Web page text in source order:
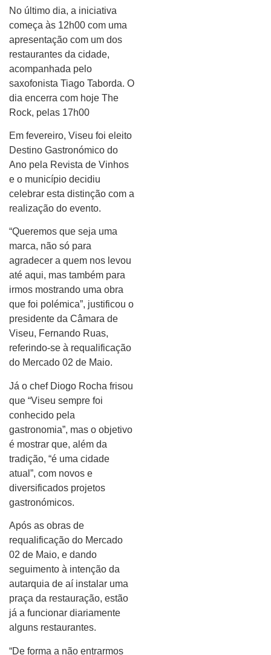
No último dia, a iniciativa
começa às 12h00 com uma
apresentação com um dos
restaurantes da cidade,
acompanhada pelo
saxofonista Tiago Taborda. O
dia encerra com hoje The
Rock, pelas 17h00
Em fevereiro, Viseu foi eleito
Destino Gastronómico do
Ano pela Revista de Vinhos
e o município decidiu
celebrar esta distinção com a
realização do evento.
“Queremos que seja uma
marca, não só para
agradecer a quem nos levou
até aqui, mas também para
irmos mostrando uma obra
que foi polémica”, justificou o
presidente da Câmara de
Viseu, Fernando Ruas,
referindo-se à requalificação
do Mercado 02 de Maio.
Já o chef Diogo Rocha frisou
que “Viseu sempre foi
conhecido pela
gastronomia”, mas o objetivo
é mostrar que, além da
tradição, “é uma cidade
atual”, com novos e
diversificados projetos
gastronómicos.
Após as obras de
requalificação do Mercado
02 de Maio, e dando
seguimento à intenção da
autarquia de aí instalar uma
praça da restauração, estão
já a funcionar diariamente
alguns restaurantes.
“De forma a não entrarmos